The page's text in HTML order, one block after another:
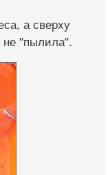
а сверху
"пылила".